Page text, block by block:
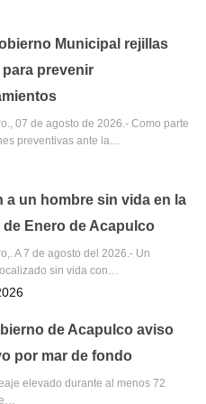
Municipal rejillas
prevenir
07 de agosto de 2026.- Como parte
preventivas ante la…
a un hombre sin vida en la
de Enero de Acapulco
A 7 de agosto del 2026.- Un
sin vida con…
de Acapulco aviso
por mar de fondo
elevado durante al menos 72